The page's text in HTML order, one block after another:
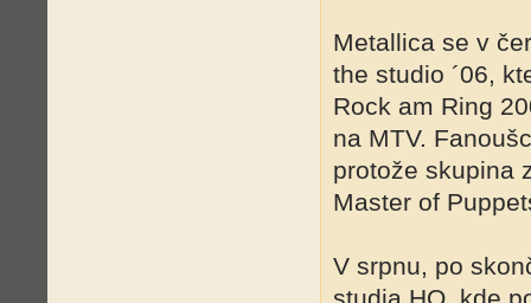
Metallica se v
the studio ´06,
Rock am Ring
na MTV.
protože skupina
Master of
V srpnu, po